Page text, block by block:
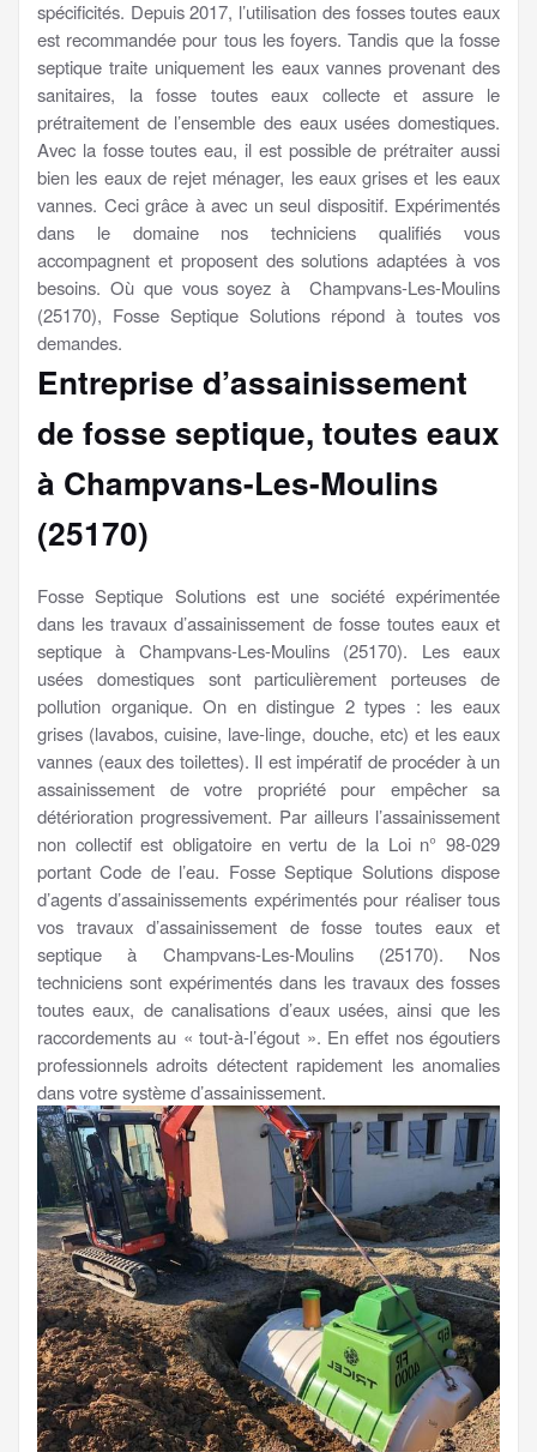
spécificités. Depuis 2017, l’utilisation des fosses toutes eaux
est recommandée pour tous les foyers. Tandis que la fosse
septique traite uniquement les eaux vannes provenant des
sanitaires, la fosse toutes eaux collecte et assure le
prétraitement de l’ensemble des eaux usées domestiques.
Avec la fosse toutes eau, il est possible de prétraiter aussi
bien les eaux de rejet ménager, les eaux grises et les eaux
vannes. Ceci grâce à avec un seul dispositif. Expérimentés
dans le domaine nos techniciens qualifiés vous
accompagnent et proposent des solutions adaptées à vos
besoins. Où que vous soyez à Champvans-Les-Moulins
(25170), Fosse Septique Solutions répond à toutes vos
demandes.
Entreprise d’assainissement
de fosse septique, toutes eaux
à Champvans-Les-Moulins
(25170)
Fosse Septique Solutions est une société expérimentée
dans les travaux d’assainissement de fosse toutes eaux et
septique à Champvans-Les-Moulins (25170). Les eaux
usées domestiques sont particulièrement porteuses de
pollution organique. On en distingue 2 types : les eaux
grises (lavabos, cuisine, lave-linge, douche, etc) et les eaux
vannes (eaux des toilettes). Il est impératif de procéder à un
assainissement de votre propriété pour empêcher sa
détérioration progressivement. Par ailleurs l’assainissement
non collectif est obligatoire en vertu de la Loi n° 98-029
portant Code de l’eau. Fosse Septique Solutions dispose
d’agents d’assainissements expérimentés pour réaliser tous
vos travaux d’assainissement de fosse toutes eaux et
septique à Champvans-Les-Moulins (25170). Nos
techniciens sont expérimentés dans les travaux des fosses
toutes eaux, de canalisations d’eaux usées, ainsi que les
raccordements au « tout-à-l’égout ». En effet nos égoutiers
professionnels adroits détectent rapidement les anomalies
dans votre système d’assainissement.